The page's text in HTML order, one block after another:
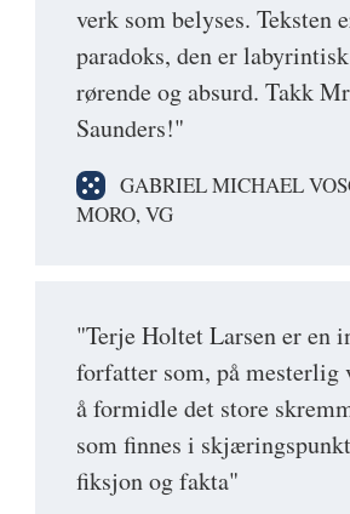
verk som belyses. Teksten
paradoks, den er
rørende og absurd. Takk
Saunders!"
GABRIEL MICHAEL
MORO, VG
"Terje Holtet Larsen er en
forfatter som, på mesterlig
å formidle det store
som finnes i
fiksjon og fakta"